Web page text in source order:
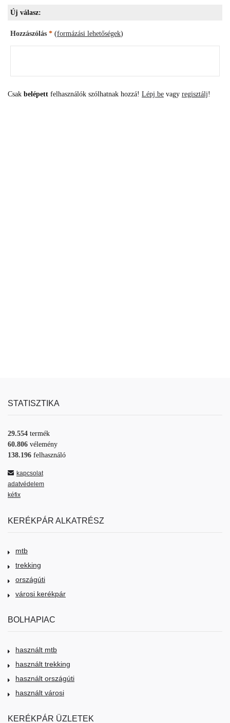
Új válasz:
Hozzászólás * (formázási lehetőségek)
Csak belépett felhasználók szólhatnak hozzá! Lépj be vagy regisztálj!
STATISZTIKA
29.554 termék
60.806 vélemény
138.196 felhasználó
kapcsolat
adatvédelem
kéfix
KERÉKPÁR ALKATRÉSZ
mtb
trekking
országúti
városi kerékpár
BOLHAPIAC
használt mtb
használt trekking
használt országúti
használt városi
KERÉKPÁR ÜZLETEK